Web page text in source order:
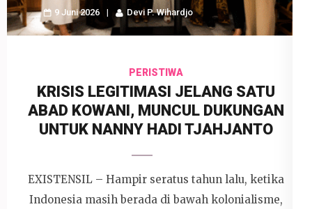
9 Juni 2026 Devi P. Wihardjo
PERISTIWA
KRISIS LEGITIMASI JELANG SATU
ABAD KOWANI, MUNCUL DUKUNGAN
UNTUK NANNY HADI TJAHJANTO
EXISTENSIL – Hampir seratus tahun lalu, ketika
Indonesia masih berada di bawah kolonialisme,